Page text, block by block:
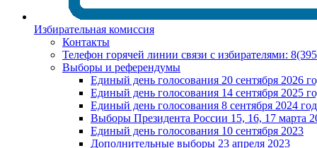
Избирательная комиссия
Контакты
Телефон горячей линии связи с избирателями:
Выборы и референдумы
Единый день голосования 20 сентября 2026
Единый день голосования 14 сентября 2025
Единый день голосования 8 сентября 2024
Выборы Президента России 15, 16, 17 марта
Единый день голосования 10 сентября 2023
Дополнительные выборы 23 апреля 2023